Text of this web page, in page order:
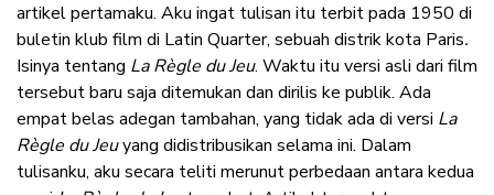
artikel pertamaku. Aku ingat tulisan itu terbit pada 1950 di
buletin klub film di Latin Quarter, sebuah distrik kota Paris.
Isinya tentang La Règle du Jeu. Waktu itu versi asli dari film
tersebut baru saja ditemukan dan dirilis ke publik. Ada
empat belas adegan tambahan, yang tidak ada di versi La
Règle du Jeuyang didistribusikan selama ini. Dalam
tulisanku, aku secara teliti merunut perbedaan antara kedua